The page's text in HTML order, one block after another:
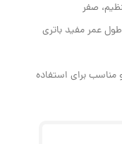
صفر
عمر مفید باتری
مناسب برای استفاده